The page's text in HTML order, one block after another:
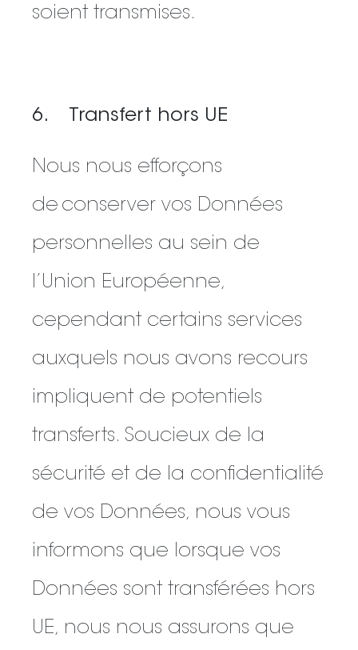
soient transmises.
6. Transfert hors UE
Nous nous efforçons
de conserver vos Données
personnelles au sein de
l’Union Européenne,
cependant certains services
auxquels nous avons recours
impliquent de potentiels
transferts. Soucieux de la
sécurité et de la confidentialité
de vos Données, nous vous
informons que lorsque vos
Données sont transférées hors
UE, nous nous assurons que